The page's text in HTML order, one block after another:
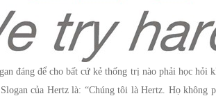
đáng để cho bất cứ kẻ thống trị nào phải học
của Hertz là: “Chúng tôi là Hertz. Họ không